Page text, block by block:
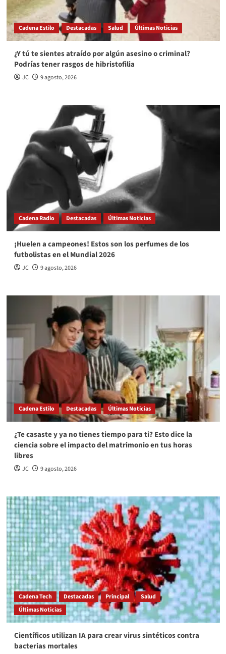
Cadena Estilo Destacadas Salud Últimas Noticias
¿Y tú te sientes atraído por algún asesino o criminal?
Podrías tener rasgos de hibristofilia
JC 9 agosto, 2026
Cadena Radio Destacadas Últimas Noticias
¡Huelen a campeones! Estos son los perfumes de los
futbolistas en el Mundial 2026
JC 9 agosto, 2026
Cadena Estilo Destacadas Últimas Noticias
¿Te casaste y ya no tienes tiempo para ti? Esto dice la
ciencia sobre el impacto del matrimonio en tus horas
libres
JC 9 agosto, 2026
Cadena Tech Destacadas Principal
Salud
Últimas Noticias
Científicos utilizan IA para crear virus sintéticos contra
bacterias mortales